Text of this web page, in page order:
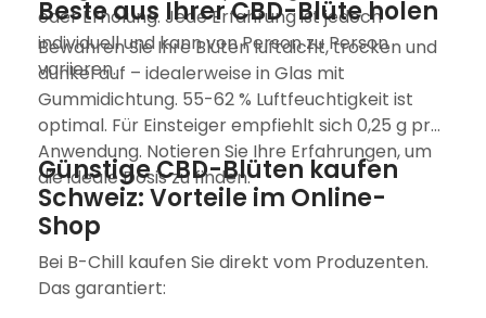
oder Erholung. Jede Erfahrung ist jedoch
individuell und kann von Person zu Person
variieren.
Beste aus Ihrer CBD-Blüte holen
Bewahren Sie Ihre Blüten luftdicht, trocken und
dunkel auf – idealerweise in Glas mit
Gummidichtung. 55-62 % Luftfeuchtigkeit ist
optimal. Für Einsteiger empfiehlt sich 0,25 g pro
Anwendung. Notieren Sie Ihre Erfahrungen, um
die ideale Dosis zu finden.
Günstige CBD-Blüten kaufen
Schweiz: Vorteile im Online-
Shop
Bei B-Chill kaufen Sie direkt vom Produzenten.
Das garantiert: